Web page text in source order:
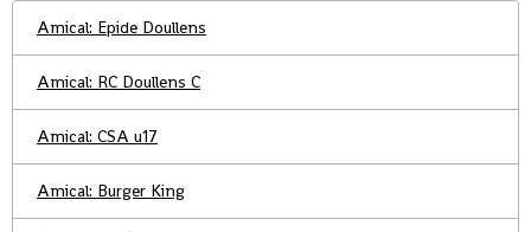
Amical: Epide Doullens
Amical: RC Doullens C
Amical: CSA u17
Amical: Burger King